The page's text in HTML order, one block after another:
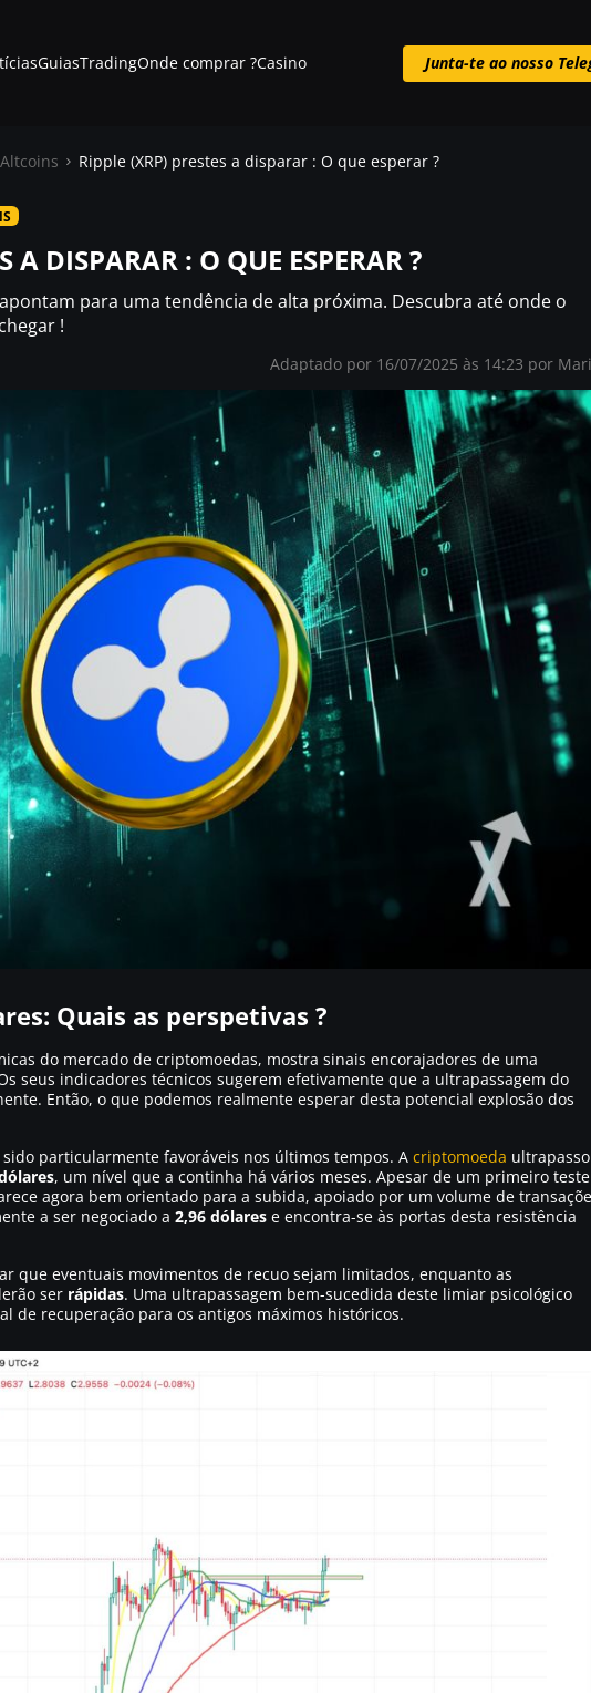
GuiasTradingOnde comprar ?Casino Junta-te ao nosso
Altcoins Ripple (XRP) prestes a disparar : O que esperar ?
A DISPARAR : O QUE ESPERAR ?
para uma tendência de alta próxima. Descubra até onde o
!
Adaptado por 16/07/2025 às 14:23 por
Quais as perspetivas ?
do mercado de criptomoedas, mostra sinais encorajadores de uma
seus indicadores técnicos sugerem efetivamente que a ultrapassagem do
Então, o que podemos realmente esperar desta potencial explosão dos
particularmente favoráveis nos últimos tempos. A criptomoeda
, um nível que a continha há vários meses. Apesar de um primeiro teste
agora bem orientado para a subida, apoiado por um volume de
a ser negociado a 2,96 dólares e encontra-se às portas desta resistência
que eventuais movimentos de recuo sejam limitados, enquanto as
ser rápidas. Uma ultrapassagem bem-sucedida deste limiar psicológico
de recuperação para os antigos máximos históricos.